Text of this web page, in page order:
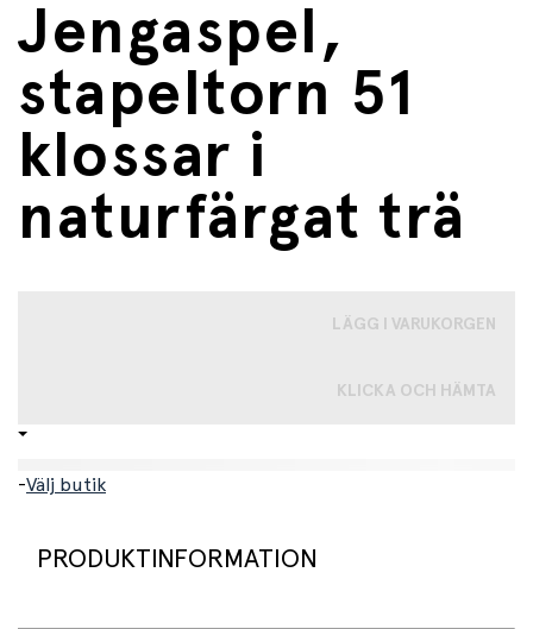
Jengaspel,
stapeltorn 51
klossar i
naturfärgat trä
LÄGG I VARUKORGEN
KLICKA OCH HÄMTA
-Välj butik
PRODUKTINFORMATION